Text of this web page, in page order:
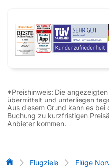
*Preishinweis: Die
übermittelt und unterliegen
Aus diesem Grund kann es
Buchung zu kurzfristigen
Anbieter kommen.
Flug-Vergleich
Flugziele
Flüge